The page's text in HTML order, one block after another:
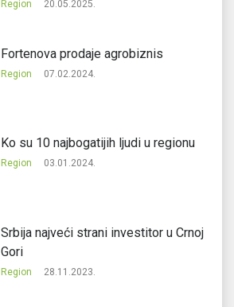
Region 20.05.2025.
Fortenova prodaje agrobiznis
Region 07.02.2024.
Ko su 10 najbogatijih ljudi u regionu
Region 03.01.2024.
Srbija najveći strani investitor u Crnoj
Gori
Region 28.11.2023.